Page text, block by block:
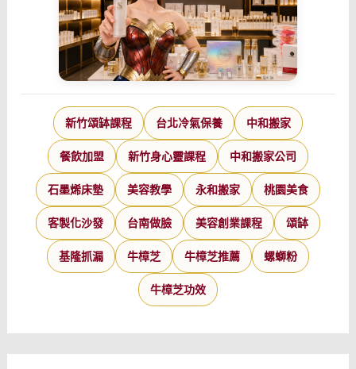
新竹頌缽課程 台北冷氣保養 中和搬家
餐飲加盟 新竹身心靈課程 中和搬家公司
石墨烯床墊 美容教學 永和搬家 桃園美食
客製化沙發 台南做臉 美容創業課程 頌缽
基隆抓漏 牛樟芝 牛樟芝推薦 螺螄粉
牛樟芝功效